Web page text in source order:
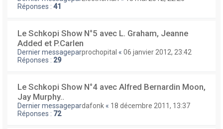
Réponses : 41
Le Schkopi Show N°5 avec L. Graham, Jeanne
Added et P.Carlen
Dernier messageparprochopital « 06 janvier 2012, 23:42
Réponses : 29
Le Schkopi Show N°4 avec Alfred Bernardin Moon,
Jay Murphy..
Dernier messagepardafonk « 18 décembre 2011, 13:37
Réponses : 72